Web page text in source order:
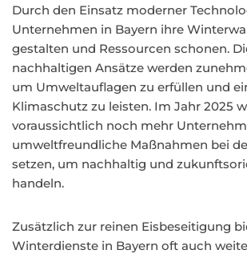
Durch den Einsatz moderner
Unternehmen in Bayern ihre
gestalten und Ressourcen schonen.
nachhaltigen Ansätze werden
um Umweltauflagen zu erfüllen und
Klimaschutz zu leisten. Im Jahr 2025
voraussichtlich noch mehr
umweltfreundliche Maßnahmen bei
setzen, um nachhaltig und
handeln.
Zusätzlich zur reinen Eisbeseitigung
Winterdienste in Bayern oft auch